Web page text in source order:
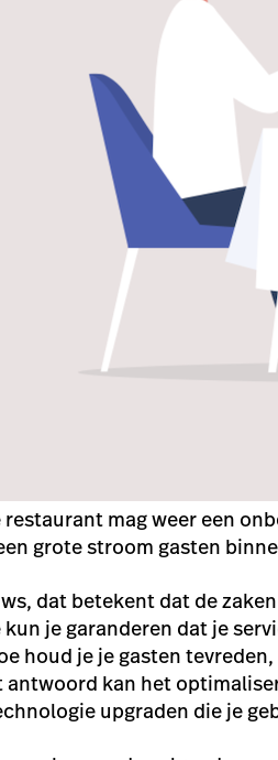
restaurant mag weer een
grote stroom gasten
dat betekent dat de
kun je garanderen dat je
houd je je gasten
antwoord kan het
upgraden die je